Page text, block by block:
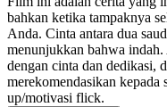
bahkan ketika tampaknya
Anda. Cinta antara dua
menunjukkan bahwa
dengan cinta dan dedikasi,
merekomendasikan
up/motivasi flick.